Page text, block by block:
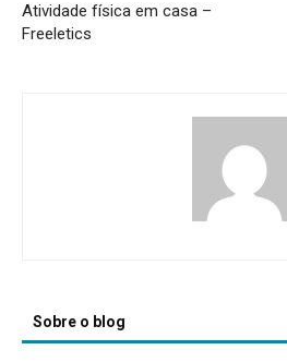
Atividade física em casa –
Freeletics
Sobre o blog